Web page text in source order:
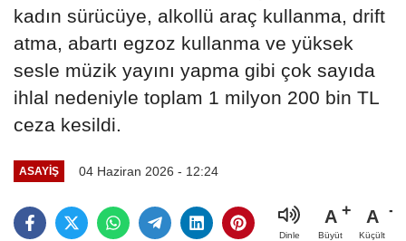
kadın sürücüye, alkollü araç kullanma, drift
atma, abartı egzoz kullanma ve yüksek
sesle müzik yayını yapma gibi çok sayıda
ihlal nedeniyle toplam 1 milyon 200 bin TL
ceza kesildi.
ASAYIŞ 04 Haziran 2026 - 12:24
Dinle
A
Büyüt
A
Küçült